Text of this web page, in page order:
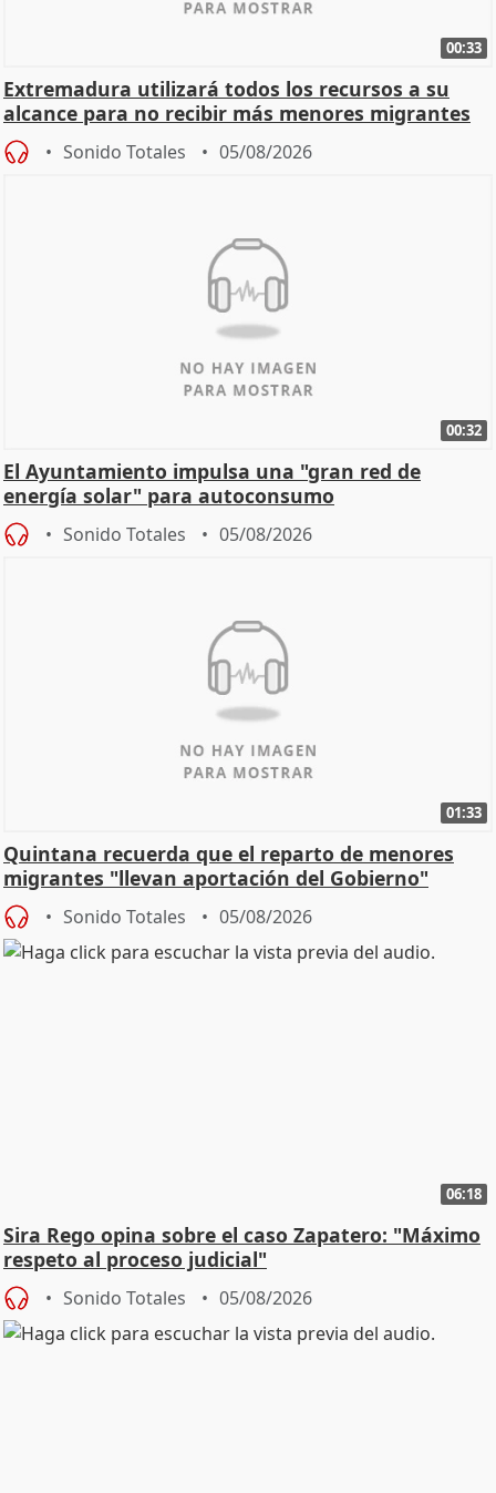
00:33
Extremadura utilizará todos los recursos a su
alcance para no recibir más menores migrantes
Sonido Totales 05/08/2026
00:32
El Ayuntamiento impulsa una "gran red de
energía solar" para autoconsumo
Sonido Totales 05/08/2026
01:33
Quintana recuerda que el reparto de menores
migrantes "llevan aportación del Gobierno"
central
Sonido Totales 05/08/2026
06:18
Sira Rego opina sobre el caso Zapatero: "Máximo
respeto al proceso judicial"
Sonido Totales 05/08/2026